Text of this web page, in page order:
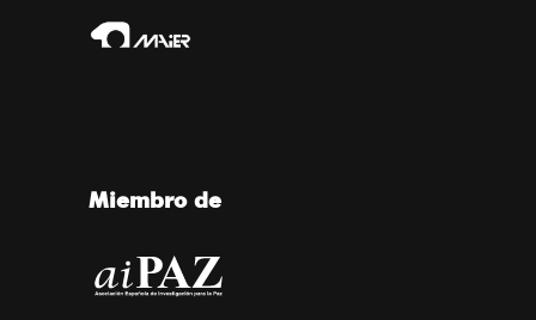
Miembro de